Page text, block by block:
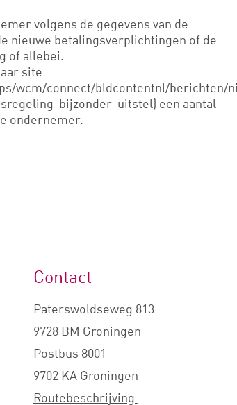
volgens de gegevens van de
nieuwe betalingsverplichtingen of de
of allebei.
site
wcm/connect/bldcontentnl/berichten/
bijzonder-uitstel) een aantal
ondernemer.
Contact
Paterswoldseweg 813
9728 BM Groningen
Postbus 8001
9702 KA Groningen
Routebeschrijving